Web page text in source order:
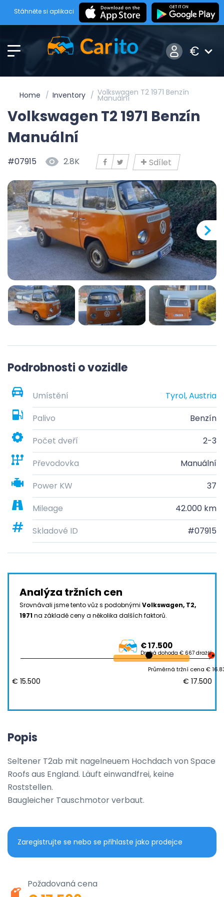
Stáhněte si aplikaci
€
Home Inventory Volkswagen T2 1971 Benzín
Manuální
Volkswagen T2 1971 Benzín
Manuální
#07915 2.8K Sdílet
Podrobnosti o vozidle
Umístění
Tyrol, Austria
Palivo
Benzín
Počet dveří
2-3
Převodovka
Manuální
Power KW
37
Mileage
42.000 km
Skladové ID
#07915
Analýza tržních cen
Srovnávali jsme tento vůz s podobnými Volkswagen, T2,
1971na základě ceny a několika dalších faktorů.
€ 17.500
Drahá dohoda € 667 dražší
Průměrná tržní cena €
€ 15.500 € 17.500
Popis
Seltener T2ab mit nagelneuem Hochdach von Space
Roofs aus England. Läuft einwandfrei, keine
Roststellen.
Baugleicher Tauschmotor verbaut.
Zaregistrujte se nebo se přihlaste jako prodejce
Požadovaná cena